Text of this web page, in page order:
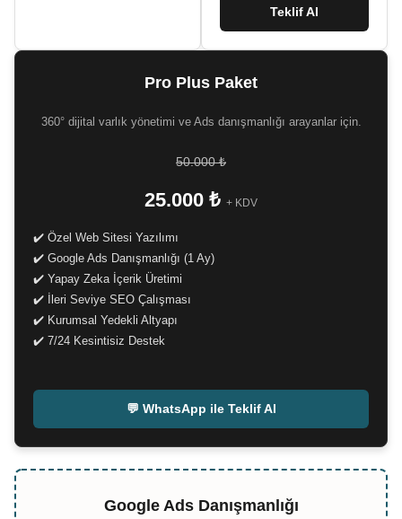
Teklif Al
Pro Plus Paket
360° dijital varlık yönetimi ve Ads danışmanlığı arayanlar için.
50.000 ₺
25.000 ₺ + KDV
✔️ Özel Web Sitesi Yazılımı
✔️ Google Ads Danışmanlığı (1 Ay)
✔️ Yapay Zeka İçerik Üretimi
✔️ İleri Seviye SEO Çalışması
✔️ Kurumsal Yedekli Altyapı
✔️ 7/24 Kesintisiz Destek
💬 WhatsApp ile Teklif Al
Google Ads Danışmanlığı